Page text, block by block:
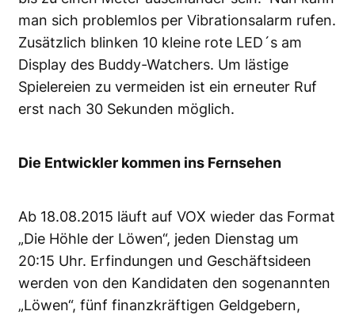
man sich problemlos per Vibrationsalarm rufen.
Zusätzlich blinken 10 kleine rote LED´s am
Display des Buddy-Watchers. Um lästige
Spielereien zu vermeiden ist ein erneuter Ruf
erst nach 30 Sekunden möglich.
Die Entwickler kommen ins Fernsehen
Ab 18.08.2015 läuft auf VOX wieder das Format
„Die Höhle der Löwen“, jeden Dienstag um
20:15 Uhr. Erfindungen und Geschäftsideen
werden von den Kandidaten den sogenannten
„Löwen“, fünf finanzkräftigen Geldgebern,